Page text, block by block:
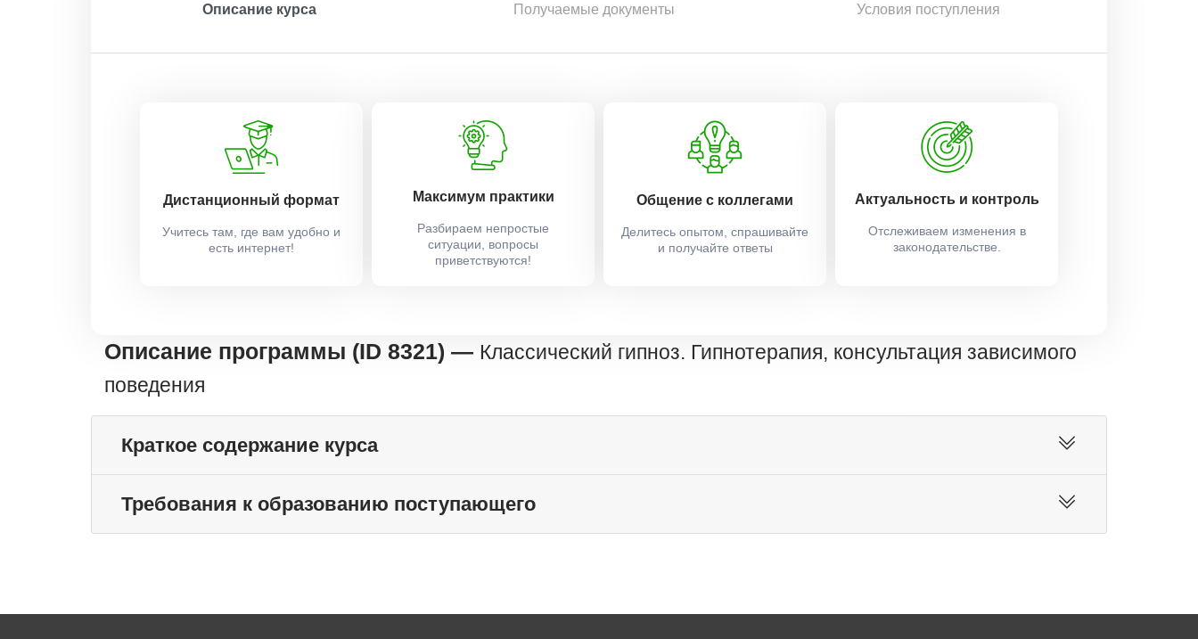
Описание курса Получаемые документы Условия поступления
Дистанционный формат
Учитесь там, где вам удобно и
есть интернет!
Максимум практики
Разбираем непростые
ситуации, вопросы
приветствуются!
Общение с коллегами
Делитесь опытом, спрашивайте
и получайте ответы
Актуальность и контроль
Отслеживаем изменения в
законодательстве.
Описание программы (ID 8321) — Классический гипноз. Гипнотерапия, консультация зависимого
поведения
Краткое содержание курса
Требования к образованию поступающего